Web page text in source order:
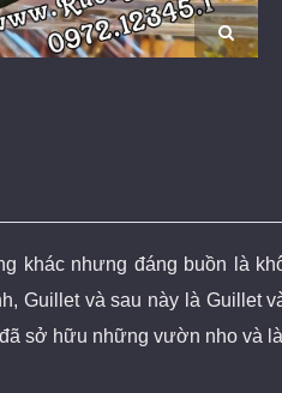
khác nhưng đáng buồn là
Guillet và sau này là Guillet
sở hữu những vườn nho và